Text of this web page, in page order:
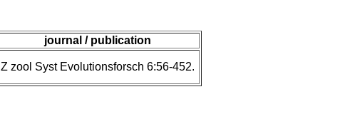
journal / publication
Z zool Syst Evolutionsforsch 6:56-452.